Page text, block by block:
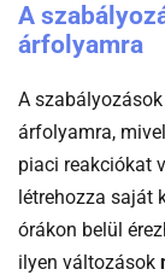
A
árfolyamra
A
árfolyamra,
piaci reakciókat
létrehozza saját
órákon belül
ilyen változások